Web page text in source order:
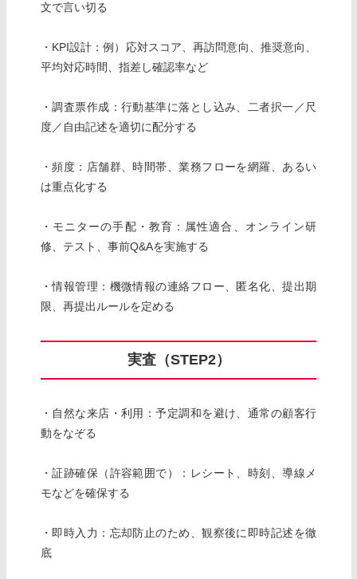
文で言い切る
・KPI設計：例）応対スコア、再訪問意向、推奨意向、
平均対応時間、指差し確認率など
・調査票作成：行動基準に落とし込み、二者択一／尺
度／自由記述を適切に配分する
・頻度：店舗群、時間帯、業務フローを網羅、あるい
は重点化する
・モニターの手配・教育：属性適合、オンライン研
修、テスト、事前Q&Aを実施する
・情報管理：機微情報の連絡フロー、匿名化、提出期
限、再提出ルールを定める
実査（STEP2）
・自然な来店・利用：予定調和を避け、通常の顧客行
動をなぞる
・証跡確保（許容範囲で）：レシート、時刻、導線メ
モなどを確保する
・即時入力：忘却防止のため、観察後に即時記述を徹
底